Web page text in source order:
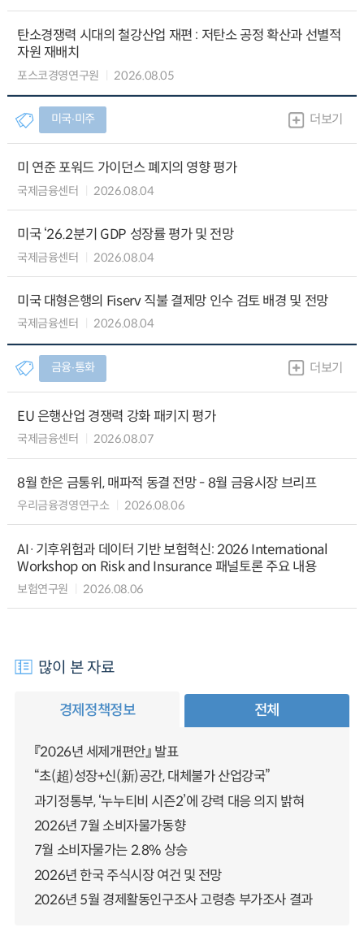
탄소경쟁력 시대의 철강산업 재편 : 저탄소 공정 확산과 선별적
자원 재배치
포스코경영연구원 2026.08.05
미국∙미주 더보기
미 연준 포워드 가이던스 폐지의 영향 평가
국제금융센터 2026.08.04
미국 ‘26.2분기 GDP 성장률 평가 및 전망
국제금융센터 2026.08.04
미국 대형은행의 Fiserv 직불 결제망 인수 검토 배경 및 전망
국제금융센터 2026.08.04
금융∙통화 더보기
EU 은행산업 경쟁력 강화 패키지 평가
국제금융센터 2026.08.07
8월 한은 금통위, 매파적 동결 전망 - 8월 금융시장 브리프
우리금융경영연구소 2026.08.06
AI·기후위험과 데이터 기반 보험혁신: 2026 International
Workshop on Risk and Insurance 패널토론 주요 내용
보험연구원 2026.08.06
많이 본 자료
경제정책정보 전체
『2026년 세제개편안』 발표
“초(超)성장+신(新)공간, 대체불가 산업강국”
과기정통부, ‘누누티비 시즌2’에 강력 대응 의지 밝혀
2026년 7월 소비자물가동향
7월 소비자물가는 2.8% 상승
2026년 한국 주식시장 여건 및 전망
2026년 5월 경제활동인구조사 고령층 부가조사 결과